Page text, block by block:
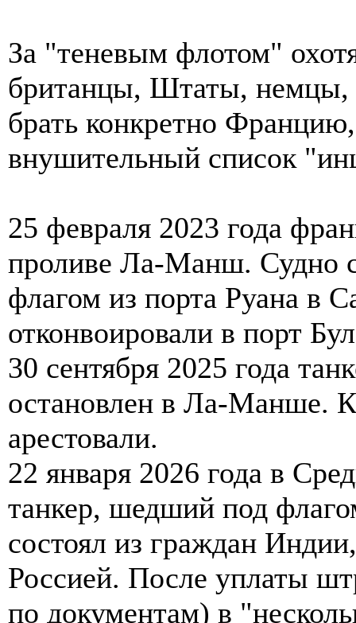
За "теневым флотом"
британцы, Штаты, немцы,
брать конкретно
внушительный список
25 февраля 2023 года
проливе Ла-Манш. Судно
флагом из порта Руана в
отконвоировали в порт
30 сентября 2025 года
остановлен в Ла-Манше.
арестовали.
22 января 2026 года в
танкер, шедший под
состоял из граждан
Россией. После уплаты
по документам) в